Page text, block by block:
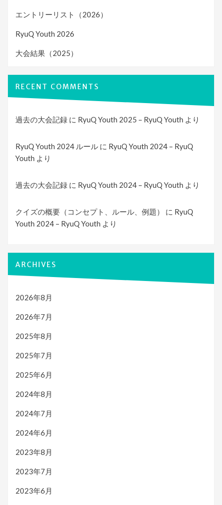
エントリーリスト（2026）
RyuQ Youth 2026
大会結果（2025）
RECENT COMMENTS
過去の大会記録 に RyuQ Youth 2025 – RyuQ Youth より
RyuQ Youth 2024 ルール に RyuQ Youth 2024 – RyuQ
Youth より
過去の大会記録 に RyuQ Youth 2024 – RyuQ Youth より
クイズの概要（コンセプト、ルール、例題） に RyuQ
Youth 2024 – RyuQ Youth より
ARCHIVES
2026年8月
2026年7月
2025年8月
2025年7月
2025年6月
2024年8月
2024年7月
2024年6月
2023年8月
2023年7月
2023年6月